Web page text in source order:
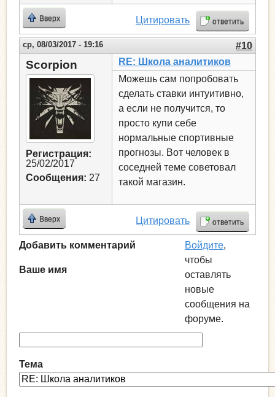
Вверх Цитировать ответить
ср, 08/03/2017 - 19:16 #10
Scorpion
Регистрация:
25/02/2017
Сообщения: 27
RE: Школа аналитиков
Можешь сам попробовать
сделать ставки интуитивно,
а если не получится, то
просто купи себе
нормальные спортивные
прогнозы. Вот человек в
соседней теме советовал
такой магазин.
Вверх Цитировать ответить
Войдите,
чтобы
оставлять
новые
сообщения на
форуме.
Добавить комментарий
Ваше имя
Тема